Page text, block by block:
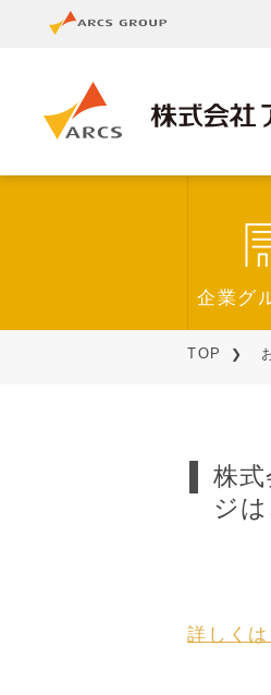
企業グ
TOP
株
ジ
詳しく